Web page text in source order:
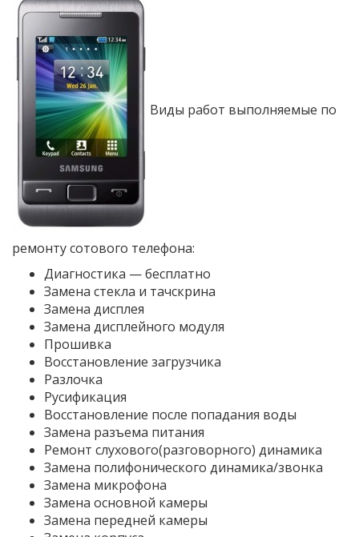
Виды работ выполняемые по
ремонту сотового телефона:
Диагностика — бесплатно
Замена стекла и тачскрина
Замена дисплея
Замена дисплейного модуля
Прошивка
Восстановление загрузчика
Разлочка
Русификация
Восстановление после попадания воды
Замена разъема питания
Ремонт слухового(разговорного) динамика
Замена полифонического динамика/звонка
Замена микрофона
Замена основной камеры
Замена передней камеры